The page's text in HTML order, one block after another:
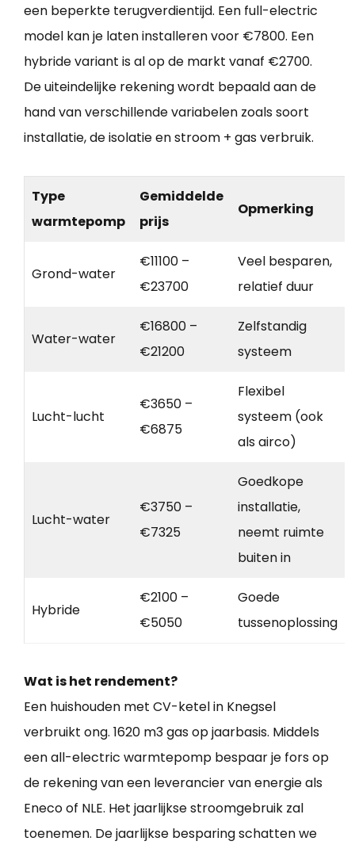
een beperkte terugverdientijd. Een full-electric
model kan je laten installeren voor €7800. Een
hybride variant is al op de markt vanaf €2700.
De uiteindelijke rekening wordt bepaald aan de
hand van verschillende variabelen zoals soort
installatie, de isolatie en stroom + gas verbruik.
Type
warmtepomp
Gemiddelde
prijs
Opmerking
Grond-water
€11100 –
€23700
Veel besparen,
relatief duur
Water-water
€16800 –
€21200
Zelfstandig
systeem
Lucht-lucht
€3650 –
€6875
Flexibel
systeem (ook
als airco)
Lucht-water
€3750 –
€7325
Goedkope
installatie,
neemt ruimte
buiten in
Hybride
€2100 –
€5050
Goede
tussenoplossing
Wat is het rendement?
Een huishouden met CV-ketel in Knegsel
verbruikt ong. 1620 m3 gas op jaarbasis. Middels
een all-electric warmtepomp bespaar je fors op
de rekening van een leverancier van energie als
Eneco of NLE. Het jaarlijkse stroomgebruik zal
toenemen. De jaarlijkse besparing schatten we